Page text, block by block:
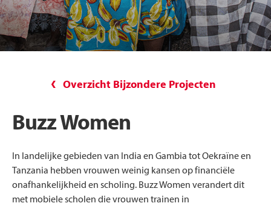
Overzicht Bijzondere Projecten
Buzz Women
In landelijke gebieden van India en Gambia tot Oekraïne en
Tanzania hebben vrouwen weinig kansen op financiële
onafhankelijkheid en scholing. Buzz Women verandert dit
met mobiele scholen die vrouwen trainen in